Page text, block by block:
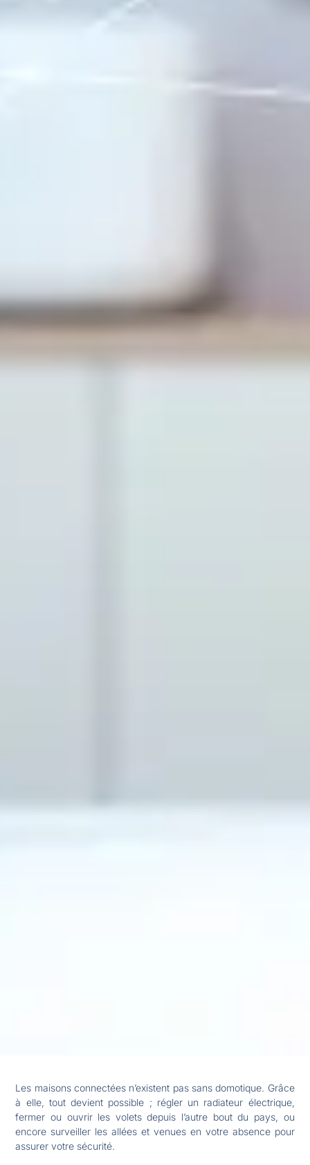
Les maisons connectées n’existent pas sans domotique. Grâce
à elle, tout devient possible ; régler un radiateur électrique,
fermer ou ouvrir les volets depuis l’autre bout du pays, ou
encore surveiller les allées et venues en votre absence pour
assurer votre sécurité.